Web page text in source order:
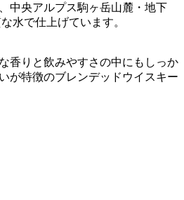
中央アルプス駒ヶ岳山麓・地下
水で仕上げています。
香りと飲みやすさの中にもしっか
が特徴のブレンデッドウイスキー